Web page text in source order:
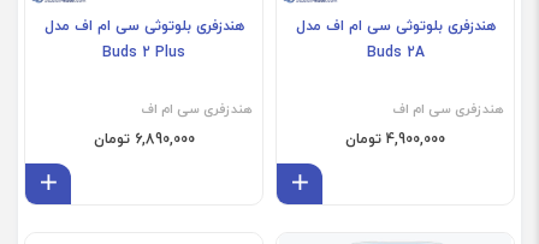
هندزفری بلوتوثی سی ام اف مدل
Buds 2A
هندزفری سی ام اف
4,900,000 تومان
هندزفری بلوتوثی سی ام اف مدل
Buds 2 Plus
هندزفری سی ام اف
6,890,000 تومان